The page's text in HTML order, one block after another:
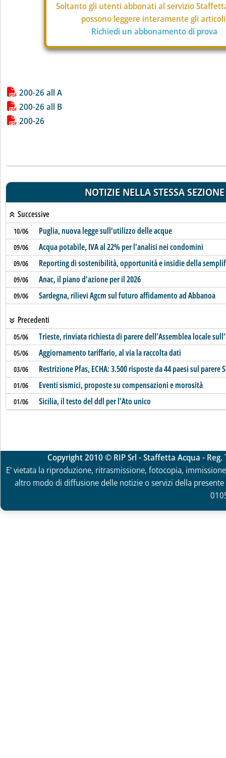
Soltanto gli utenti abbonati al servizio
possono leggere interamente gli
Richiedi un abbonamento di prova
Lista allegati PDF alla notizia
200-26 all A
200-26 all B
200-26
NOTIZIE NELLA STESSA SEZIONE
Successive
10/06 Puglia, nuova legge sull’utilizzo delle acque
09/06 Acqua potabile, IVA al 22% per l’analisi nei condomini
09/06 Reporting di sostenibilità, opportunità e insidie della
09/06 Anac, il piano d’azione per il 2026
09/06 Sardegna, rilievi Agcm sul futuro affidamento ad Abbanoa
Precedenti
05/06 Trieste, rinviata richiesta di parere dell’Assemblea locale
05/06 Aggiornamento tariffario, al via la raccolta dati
03/06 Restrizione Pfas, ECHA: 3.500 risposte da 44 paesi sul parere
01/06 Eventi sismici, proposte su compensazioni e morosità
01/06 Sicilia, il testo del ddl per l’Ato unico
Copyright 2010 © RIP Srl - Staffetta Acqua -
E' vietata la riproduzione, ritrasmissione, fotocopia,
altro modo di diffusione delle notizie o servizi della